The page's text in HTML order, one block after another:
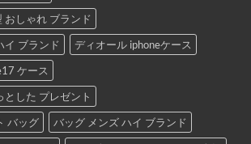
おしゃれ ブランド
イ ブランド
ディオール iphoneケース
ケース
した プレゼント
バッグ
バッグ メンズ ハイ ブランド